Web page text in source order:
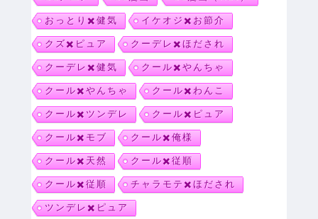
おっとり✖️健気 イケオジ✖️お節介
クズ✖️ピュア クーデレ✖️ほだされ
クーデレ✖️健気 クール✖️やんちゃ
クール✖️やんちゃ クール✖️わんこ
クール✖️ツンデレ クール✖️ピュア
クール✖️モブ クール✖️俺様
クール✖️天然 クール✖️従順
クール✖️従順 チャラモテ✖️ほだされ
ツンデレ✖️ピュア